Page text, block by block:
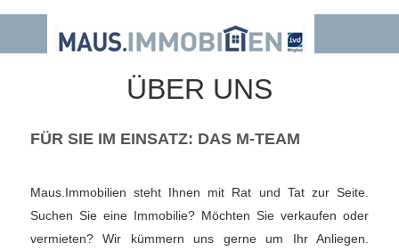
ÜBER UNS
FÜR SIE IM EINSATZ: DAS M-TEAM
Maus.Immobilien steht Ihnen mit Rat und Tat zur Seite.
Suchen Sie eine Immobilie? Möchten Sie verkaufen oder
vermieten? Wir kümmern uns gerne um Ihr Anliegen.